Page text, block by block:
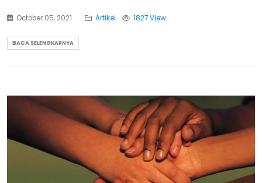
October 05, 2021 Artikel 1827 View
BACA SELENGKAPNYA